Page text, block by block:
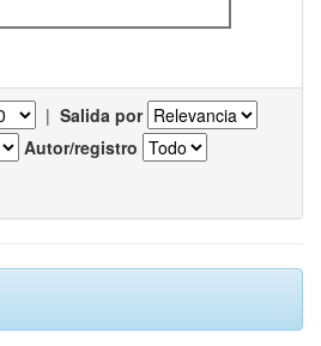
| Salida por
Autor/registro